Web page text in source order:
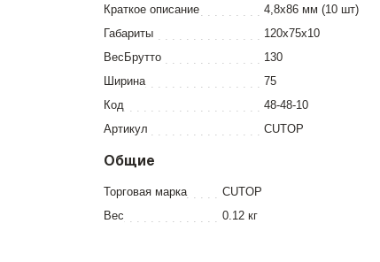
Краткое описание
4,8х86 мм (10 шт)
Габариты
120x75x10
ВесБрутто
130
Ширина
75
Код
48-48-10
Артикул
CUTOP
Общие
Торговая марка
CUTOP
Вес
0.12 кг